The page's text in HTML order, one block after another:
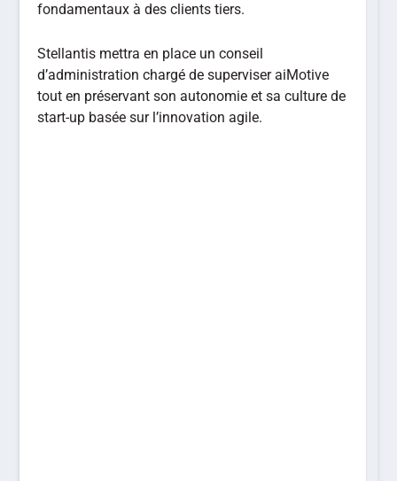
fondamentaux à des clients tiers.
Stellantis mettra en place un conseil
d’administration chargé de superviser aiMotive
tout en préservant son autonomie et sa culture de
start-up basée sur l’innovation agile.